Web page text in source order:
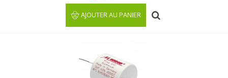
AJOUTER AU PANIER